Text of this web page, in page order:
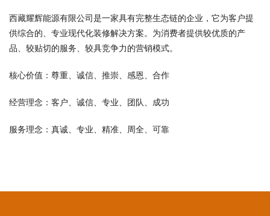
西藏耀辉能源有限公司是一家具有完整生态链的企业，它为客户提
供综合的、专业现代化装修解决方案。为消费者提供较优质的产
品、较贴切的服务、较具竞争力的营销模式。
核心价值：尊重、诚信、推崇、感恩、合作
经营理念：客户、诚信、专业、团队、成功
服务理念：真诚、专业、精准、周全、可靠